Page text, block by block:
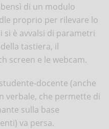
di un modulo
proprio per rilevare lo
si è avvalsi di parametri
tastiera, il
screen e le webcam.
docente (anche
verbale, che permette di
sulla base
va persa.